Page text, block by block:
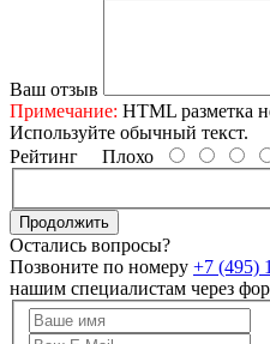
Ваш отзыв
Примечание: HTML разметка
Используйте обычный текст.
Рейтинг Плохо
Продолжить
Остались вопросы?
Позвоните по номеру +7 (495)
нашим специалистам через